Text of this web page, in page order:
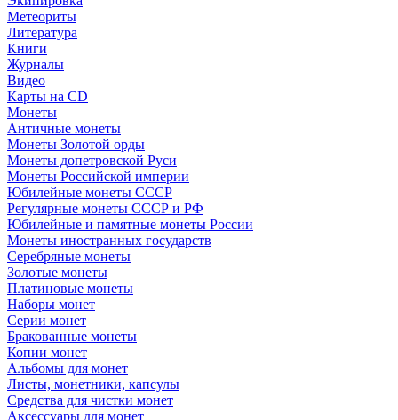
Метеориты
Литература
Книги
Журналы
Видео
Карты на CD
Монеты
Античные монеты
Монеты Золотой орды
Монеты допетровской Руси
Монеты Российской империи
Юбилейные монеты СССР
Регулярные монеты СССР и РФ
Юбилейные и памятные монеты России
Монеты иностранных государств
Серебряные монеты
Золотые монеты
Платиновые монеты
Наборы монет
Серии монет
Бракованные монеты
Копии монет
Альбомы для монет
Листы, монетники, капсулы
Средства для чистки монет
Аксессуары для монет